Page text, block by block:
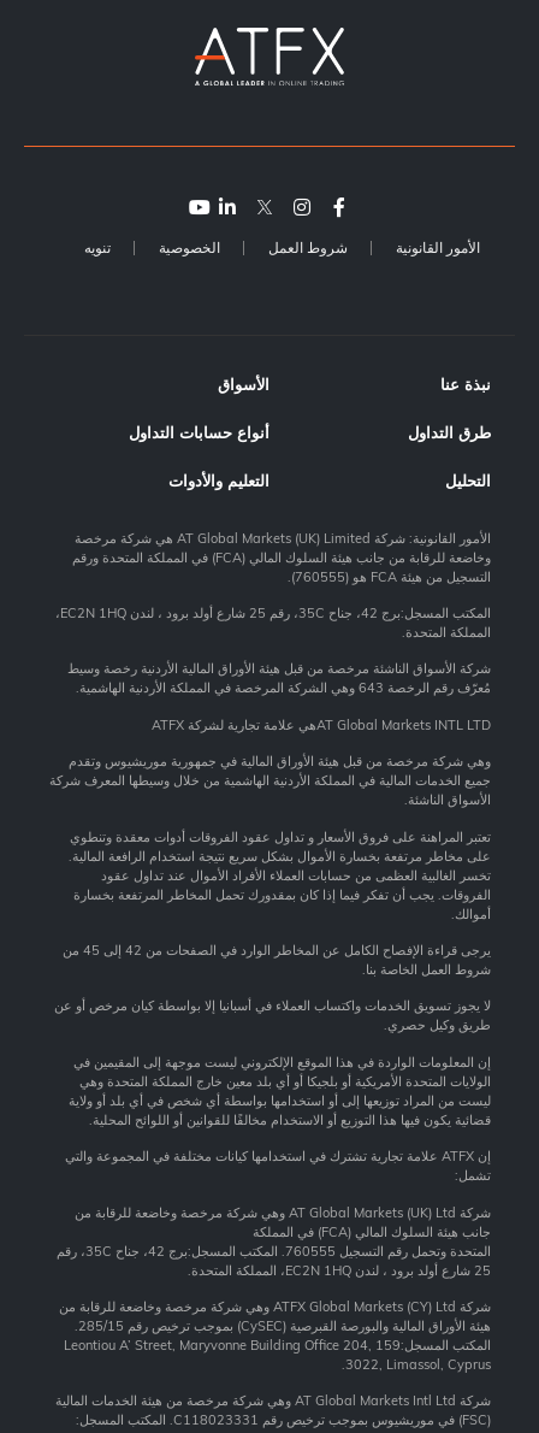
الأمور القانونية شروط العمل الخصوصية تنويه
نبذة عنا الأسواق
طرق التداول أنواع حسابات التداول
التحليل التعليم والأدوات
الأمور القانونية: شركة AT Global Markets (UK) Limited هي شركة مرخصة
وخاضعة للرقابة من جانب هيئة السلوك المالي (FCA) في المملكة المتحدة ورقم
التسجيل من هيئة FCA هو (760555).
المكتب المسجل:برج 42، جناح 35C، رقم 25 شارع أولد برود ، لندن EC2N 1HQ،
المملكة المتحدة.
شركة الأسواق الناشئة مرخصة من قبل هيئة الأوراق المالية الأردنية رخصة وسيط
مُعرّف رقم الرخصة 643 وهي الشركة المرخصة في المملكة الأردنية الهاشمية.
AT Global Markets INTL LTDهي علامة تجارية لشركة ATFX
وهي شركة مرخصة من قبل هيئة الأوراق المالية في جمهورية موريشيوس وتقدم
جميع الخدمات المالية في المملكة الأردنية الهاشمية من خلال وسيطها المعرف شركة
الأسواق الناشئة.
تعتبر المراهنة على فروق الأسعار و تداول عقود الفروقات أدوات معقدة وتنطوي
على مخاطر مرتفعة بخسارة الأموال بشكل سريع نتيجة استخدام الرافعة المالية.
تخسر الغالبية العظمى من حسابات العملاء الأفراد الأموال عند تداول عقود
الفروقات. يجب أن تفكر فيما إذا كان بمقدورك تحمل المخاطر المرتفعة بخسارة
أموالك.
يرجى قراءة الإفصاح الكامل عن المخاطر الوارد في الصفحات من 42 إلى 45 من
شروط العمل الخاصة بنا.
لا يجوز تسويق الخدمات واكتساب العملاء في أسبانيا إلا بواسطة كيان مرخص أو عن
طريق وكيل حصري.
إن المعلومات الواردة في هذا الموقع الإلكتروني ليست موجهة إلى المقيمين في
الولايات المتحدة الأمريكية أو بلجيكا أو أي بلد معين خارج المملكة المتحدة وهي
ليست من المراد توزيعها إلى أو استخدامها بواسطة أي شخص في أي بلد أو ولاية
قضائية يكون فيها هذا التوزيع أو الاستخدام مخالفًا للقوانين أو اللوائح المحلية.
إن ATFX علامة تجارية تشترك في استخدامها كيانات مختلفة في المجموعة والتي
تشمل:
شركة AT Global Markets (UK) Ltd وهي شركة مرخصة وخاضعة للرقابة من
جانب هيئة السلوك المالي (FCA) في المملكة
المتحدة وتحمل رقم التسجيل 760555. المكتب المسجل:برج 42، جناح 35C، رقم
25 شارع أولد برود ، لندن EC2N 1HQ، المملكة المتحدة.
شركة ATFX Global Markets (CY) Ltd وهي شركة مرخصة وخاضعة للرقابة من
هيئة الأوراق المالية والبورصة القبرصية (CySEC) بموجب ترخيص رقم 285/15.
المكتب المسجل:159 Leontiou A’ Street, Maryvonne Building Office 204,
3022, Limassol, Cyprus.
شركة AT Global Markets Intl Ltd وهي شركة مرخصة من هيئة الخدمات المالية
(FSC) في موريشيوس بموجب ترخيص رقم C118023331. المكتب المسجل: